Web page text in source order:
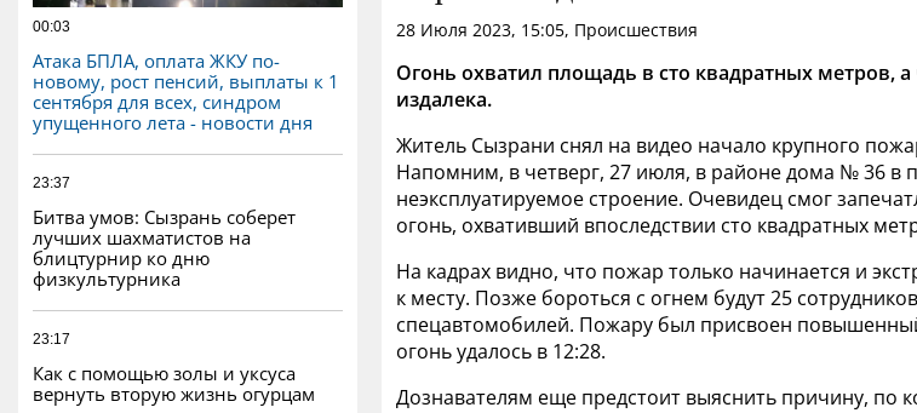
00:03
Атака БПЛА, оплата ЖКУ по-
новому, рост пенсий, выплаты к 1
сентября для всех, синдром
упущенного лета - новости дня
23:37
Битва умов: Сызрань соберет
лучших шахматистов на
блицтурнир ко дню
физкультурника
23:17
Как с помощью золы и уксуса
вернуть вторую жизнь огурцам
28 Июля 2023, 15:05, Происшествия
Огонь охватил площадь в сто квадратных метров,
издалека.
Житель Сызрани снял на видео начало крупного
Напомним, в четверг, 27 июля, в районе дома № 36 в
неэксплуатируемое строение. Очевидец смог
огонь, охвативший впоследствии сто квадратных
На кадрах видно, что пожар только начинается и
к месту. Позже бороться с огнем будут 25
спецавтомобилей. Пожару был присвоен
огонь удалось в 12:28.
Дознавателям еще предстоит выяснить причину, по